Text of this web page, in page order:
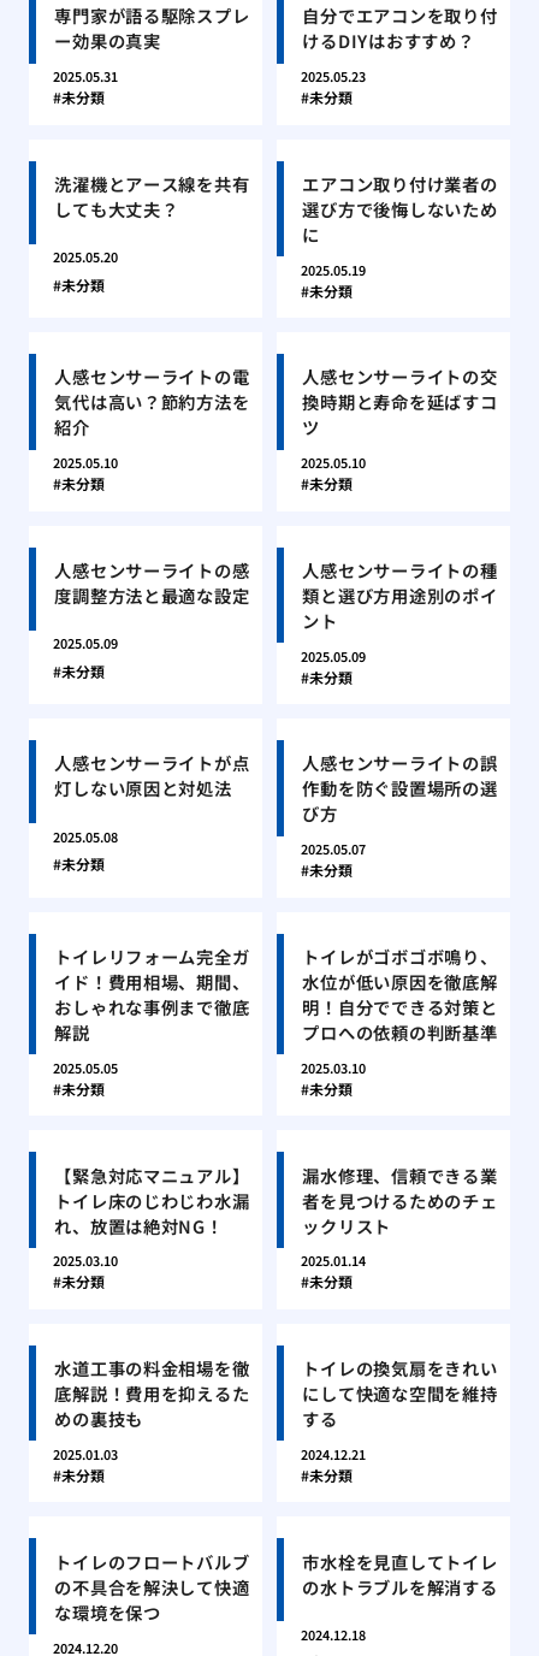
専門家が語る駆除スプレ
ー効果の真実
2025.05.31
未分類
自分でエアコンを取り付
けるDIYはおすすめ？
2025.05.23
未分類
洗濯機とアース線を共有
しても大丈夫？
2025.05.20
未分類
エアコン取り付け業者の
選び方で後悔しないため
に
2025.05.19
未分類
人感センサーライトの電
気代は高い？節約方法を
紹介
2025.05.10
未分類
人感センサーライトの交
換時期と寿命を延ばすコ
ツ
2025.05.10
未分類
人感センサーライトの感
度調整方法と最適な設定
2025.05.09
未分類
人感センサーライトの種
類と選び方用途別のポイ
ント
2025.05.09
未分類
人感センサーライトが点
灯しない原因と対処法
2025.05.08
未分類
人感センサーライトの誤
作動を防ぐ設置場所の選
び方
2025.05.07
未分類
トイレリフォーム完全ガ
イド！費用相場、期間、
おしゃれな事例まで徹底
解説
2025.05.05
未分類
トイレがゴボゴボ鳴り、
水位が低い原因を徹底解
明！自分でできる対策と
プロへの依頼の判断基準
2025.03.10
未分類
【緊急対応マニュアル】
トイレ床のじわじわ水漏
れ、放置は絶対NG！
2025.03.10
未分類
漏水修理、信頼できる業
者を見つけるためのチェ
ックリスト
2025.01.14
未分類
水道工事の料金相場を徹
底解説！費用を抑えるた
めの裏技も
2025.01.03
未分類
トイレの換気扇をきれい
にして快適な空間を維持
する
2024.12.21
未分類
トイレのフロートバルブ
の不具合を解決して快適
な環境を保つ
2024.12.20
市水栓を見直してトイレ
の水トラブルを解消する
2024.12.18